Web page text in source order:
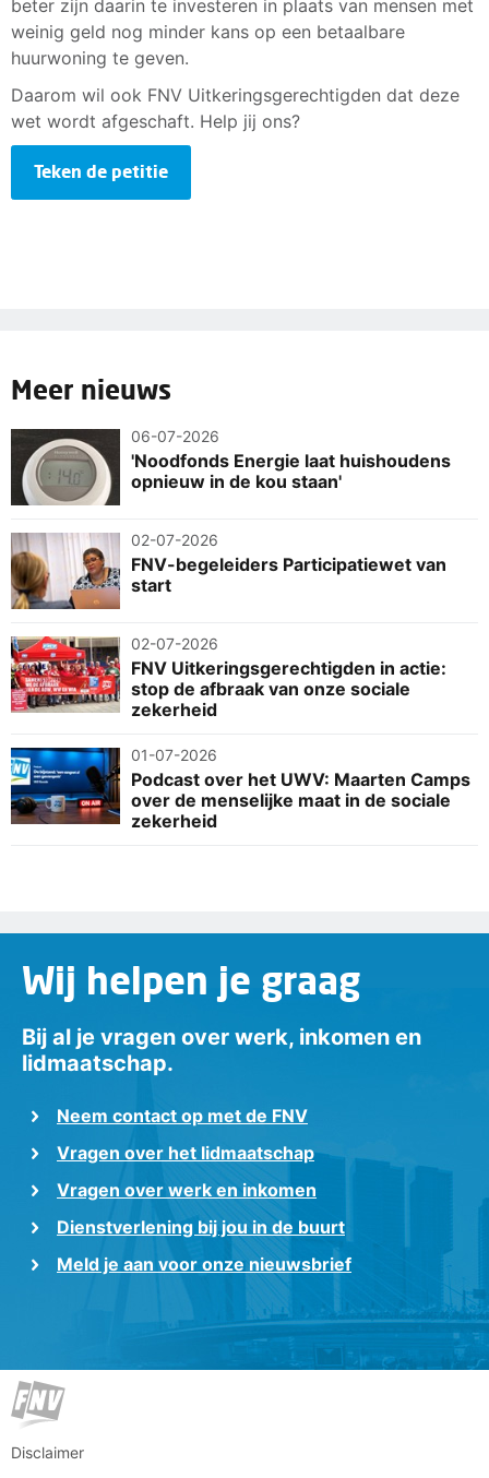
beter zijn daarin te investeren in plaats van mensen met
weinig geld nog minder kans op een betaalbare
huurwoning te geven.
Daarom wil ook FNV Uitkeringsgerechtigden dat deze
wet wordt afgeschaft. Help jij ons?
Teken de petitie
Meer nieuws
06-07-2026
'Noodfonds Energie laat huishoudens
opnieuw in de kou staan'
02-07-2026
FNV-begeleiders Participatiewet van
start
02-07-2026
FNV Uitkeringsgerechtigden in actie:
stop de afbraak van onze sociale
zekerheid
01-07-2026
Podcast over het UWV: Maarten Camps
over de menselijke maat in de sociale
zekerheid
Wij helpen je graag
Bij al je vragen over werk, inkomen en
lidmaatschap.
Neem contact op met de FNV
Vragen over het lidmaatschap
Vragen over werk en inkomen
Dienstverlening bij jou in de buurt
Meld je aan voor onze nieuwsbrief
Disclaimer